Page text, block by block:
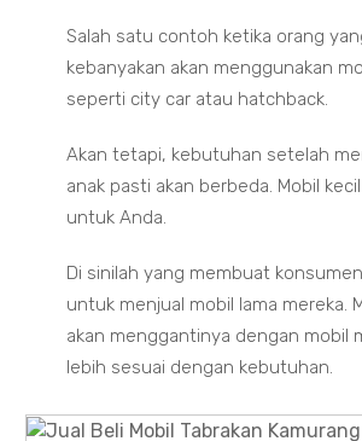
Salah satu contoh ketika orang
kebanyakan akan menggunakan
seperti city car atau hatchback.
Akan tetapi, kebutuhan setelah
anak pasti akan berbeda. Mobil
untuk Anda.
Di sinilah yang membuat
untuk menjual mobil lama mereka.
akan menggantinya dengan mobil
lebih sesuai dengan kebutuhan.